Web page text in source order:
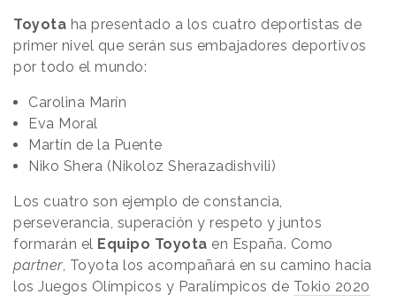
Toyota ha presentado a los cuatro deportistas de
primer nivel que serán sus embajadores deportivos
por todo el mundo:
Carolina Marín
Eva Moral
Martín de la Puente
Niko Shera (Nikoloz Sherazadishvili)
Los cuatro son ejemplo de constancia,
perseverancia, superación y respeto y juntos
formarán el Equipo Toyota en España. Como
partner, Toyota los acompañará en su camino hacia
los Juegos Olímpicos y Paralímpicos de Tokio 2020